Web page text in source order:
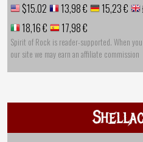
$15.02 13,98 € 15,23 €
18,16 €
17,98 €
Spirit of Rock is reader-supported. When
our site we may earn an affiliate commission